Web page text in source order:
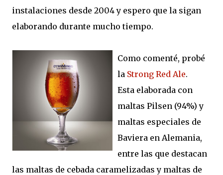
instalaciones desde 2004 y espero que la sigan
elaborando durante mucho tiempo.
Como comenté, probé
la Strong Red Ale.
Esta elaborada con
maltas Pilsen (94%) y
maltas especiales de
Baviera en Alemania,
entre las que destacan
las maltas de cebada caramelizadas y maltas de